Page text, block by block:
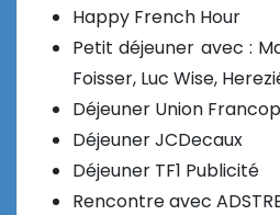
Happy French Hour
Petit déjeuner avec :
Foisser, Luc Wise,
Déjeuner Union
Déjeuner JCDecaux
Déjeuner TF1 Publicité
Rencontre avec